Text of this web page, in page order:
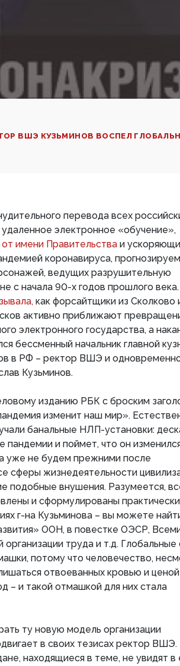
ВШЭ КУЗЬМИНОВ ВОСПЕЛ
перевода всех
электронное «обучение»,
имени Правительства и
коронавируса,
ведущих разрушительную
с начала 90-х годов прошлого века.
как форсайтщики из Сколково
активно приближают
электронного государства, а
бессменный начальник главной
в РФ – ректор ВШЭ и
Кузьминов.
изданию РБК с броским
изменит наш мир».
банальные НЛП-установки:
пандемии и поймет, что он
уже не будем прежними после
сферы жизнедеятельности
подобные внушения. Разумеется,
и сформулированы
г-на Кузьминова – вы можете
ООН, в повестке ОЭСР,
труда и т.д. Глобальные
потому что человечество,
отвоеванных кровью и ценой
– и такой отмашкой для них стала
ту новую модель организации
в своих тезисах ректор ВШЭ.
находящиеся в теме, не увидят в